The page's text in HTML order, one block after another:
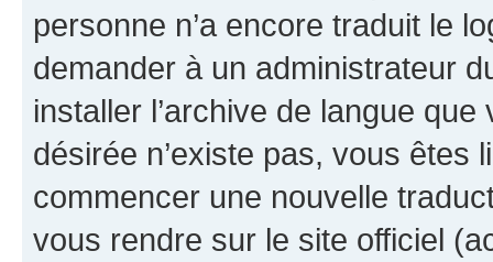
personne n’a encore traduit le
demander à un administrateur
installer l’archive de langue
désirée n’existe pas, vous êtes
commencer une nouvelle
vous rendre sur le site officiel